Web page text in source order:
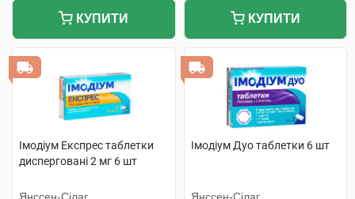
КУПИТИ КУПИТИ
Імодіум Експрес таблетки
дисперговані 2 мг 6 шт
Імодіум Дуо таблетки 6 шт